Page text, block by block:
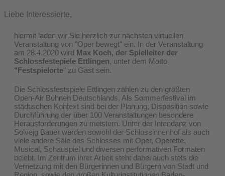
Liebe Interessierte,
hiermit laden wir Sie herzlich zur nächsten virtuellen
Veranstaltung von "Oper bewegt" ein. In der Veranstaltung
am 28.4.2020 wird Max Koch, der Spielleiter der
Schlossfestepiele Ettlingen, unter dem Motto
"Festspielorte" zu Gast sein.
Die Schlossfestspiele Ettlingen zählen zu den größten
Open-Air Bühnen Deutschlands. Als Sommerfestival im
städtischen Kontext sind bei der Planung, Disposition sowie
Durchführung der über 100 Veranstaltungen besondere
Herausforderungen zu meistern. Unter der Intendanz von
Solvejg Bauer werden sowohl der Schlossinnenhof als auch
viele andere Säle des Schlosses mit Oper, Operette,
Musical, Schauspiel und diversen performativen Formaten
belebt. Im Zentrum ihrer Arbeit steht dabei auch stets die
Vernetzung mit den Bürgerinnen und Bürgern von Stadt und